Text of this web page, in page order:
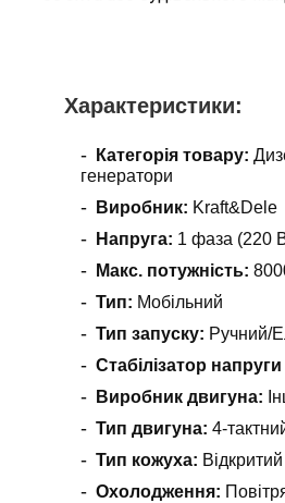
Характеристики:
Категорія товару:
генератори
Виробник: Kraft&Dele
Напруга: 1 фаза (220
Макс. потужність:
Тип: Мобільний
Тип запуску: Ручний/
Стабілізатор
Виробник двигуна:
Тип двигуна: 4-
Тип кожуха: Відкритий
Охолодження: